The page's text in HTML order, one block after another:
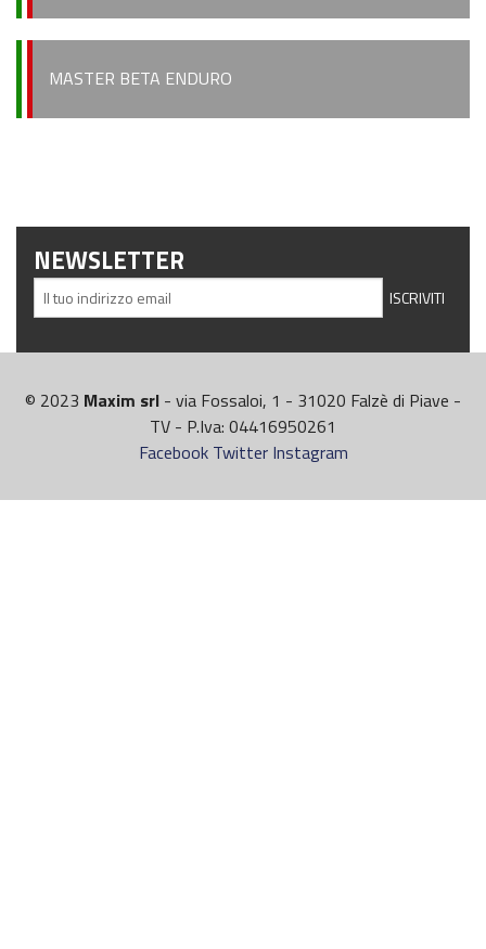
MASTER BETA ENDURO
NEWSLETTER
© 2023 Maxim srl - via Fossaloi, 1 - 31020 Falzè di Piave -
TV - P.Iva: 04416950261
Facebook Twitter Instagram